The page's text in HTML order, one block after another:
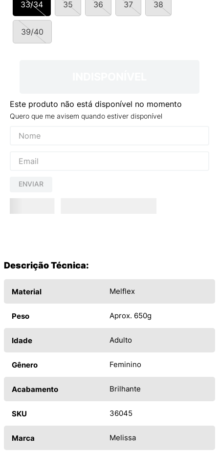
33/34 35 36 37 38
39/40
Este produto não está disponível no momento
Quero que me avisem quando estiver disponível
ENVIAR
Descrição Técnica:
Material Melflex
Peso Aprox. 650g
Idade Adulto
Gênero Feminino
Acabamento Brilhante
SKU 36045
Marca Melissa
º
VEJA COUNTRY
10º NEW 530